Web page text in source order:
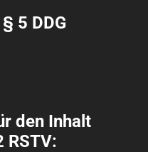
5 DDG
den Inhalt
RSTV: